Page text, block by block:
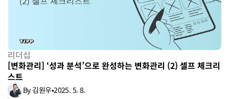
리더십
[변화관리] ‘성과 분석’으로 완성하는 변화관리 (2) 셀프 체크리
스트
By 김원우•2025. 5. 8.